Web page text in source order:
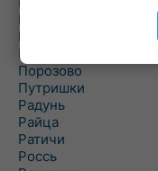
Подольцы
Подороск
Поречье
Порозово
Путришки
Радунь
Райца
Ратичи
Роcсь